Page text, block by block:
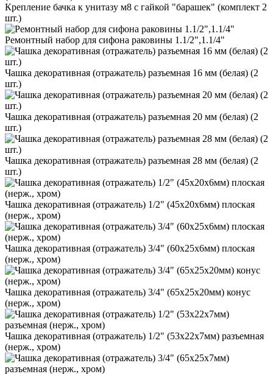
Крепление бачка к унитазу м8 с гайкой "барашек" (комплект 2
шт.)
Ремонтный набор для сифона раковины 1.1/2",1.1/4"
Чашка декоративная (отражатель) разъемная 16 мм (белая) (2
шт.)
Чашка декоративная (отражатель) разъемная 20 мм (белая) (2
шт.)
Чашка декоративная (отражатель) разъемная 28 мм (белая) (2
шт.)
Чашка декоративная (отражатель) 1/2" (45х20х6мм) плоская
(нерж., хром)
Чашка декоративная (отражатель) 3/4" (60х25х6мм) плоская
(нерж., хром)
Чашка декоративная (отражатель) 3/4" (65х25х20мм) конус
(нерж., хром)
Чашка декоративная (отражатель) 1/2" (53х22х7мм) разъемная
(нерж., хром)